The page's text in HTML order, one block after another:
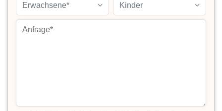
Erwachsene* Kinder